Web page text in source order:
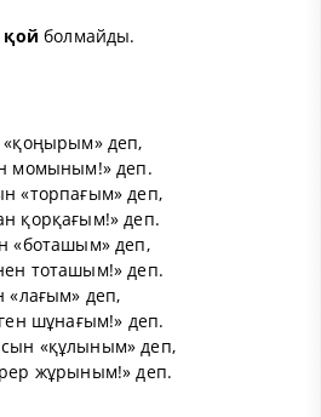
қой болмайды.
«қоңырым» деп,
момыным!» деп.
«торпағым» деп,
қорқағым!» деп.
«боташым» деп,
тоташым!» деп.
«лағым» деп,
шұнағым!» деп.
«құлыным» деп,
жұрыным!» деп.